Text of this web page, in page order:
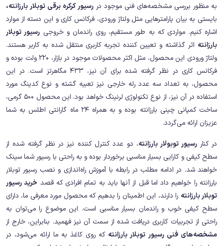
به منظور بررسی مشخصه‌های فنی موجود در رسیور کرکره برقی توبلار بارزانته،
بایستی به بیان پارامتر‌هایی مثل ولتاژ ورودی، فرکانس کاری و این دسته از موارد
اشاره کنیم. مواردی که به طور مستقیم، روی راندمان و خروجی رسیور توبلار
بارزانته اثر گذاشته و تعیین کننده تجربه کاربری منتقل شده به کاربر هستند.
ولتاژ ورودی این محصول، مثل اکثر محصولات موجود در بازار، 220 ولت بوده و
فرکانس کاری در نظر گرفته شده برای آن نیز، 433 مگاهرتز است. در این
محصول، به تعداد سه عدد رله خارجی نیز تعبیه گشته و نوع کدینگ مورد
استفاده در آن نیز، از نوع تکنولوژی لرنینگ خواهد بود. این محصول 500 گرمی،
ساخت کمپانی چینی بارزانته بوده و به همراه 24 ماه گارانتی اطلس به شما
عزیزان ارائه می‌گردد.
در کنار رسیور توبولار بارزانته، دو عدد کنترل کننده نیز در نظر گرفته شده از
سطح کیفی و کارایی بسیار مناسبی برخوردار بوده و به راحتی با رسیور شما سینک
خواهند شد. در ادامه مطلب در رابطه با آموزش راه‌اندازی و نصب رسیور توبلار
بارزانته را خواهیم داد اما قبل از آنها باید به تمام افرادی که قصد خرید رسیور
توبلار بارزانته را دارند، این اطمینان را بدهیم که محصول مورد معرفی ما، دارای
سطح کیفی خوب و راندمان بسیار مناسبی است. این موضوع را می‌توان به
راحتی از تجربیات کاربری دریافت شده از سمت آن نیز فهمید. بنابراین، خارج از
مشخصه‌های فنی رسیور توبلار بارزانته که روی کاغذ به ما ارائه می‌شود، در